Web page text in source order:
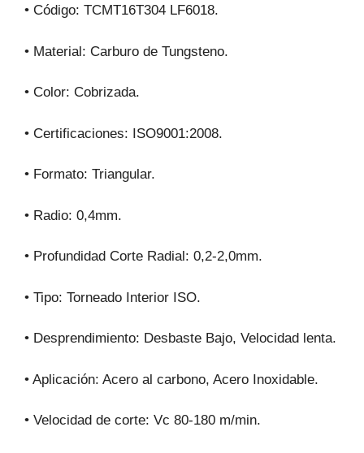
• Código: TCMT16T304 LF6018.
• Material: Carburo de Tungsteno.
• Color: Cobrizada.
• Certificaciones: ISO9001:2008.
• Formato: Triangular.
• Radio: 0,4mm.
• Profundidad Corte Radial: 0,2-2,0mm.
• Tipo: Torneado Interior ISO.
• Desprendimiento: Desbaste Bajo, Velocidad lenta.
• Aplicación: Acero al carbono, Acero Inoxidable.
• Velocidad de corte: Vc 80-180 m/min.